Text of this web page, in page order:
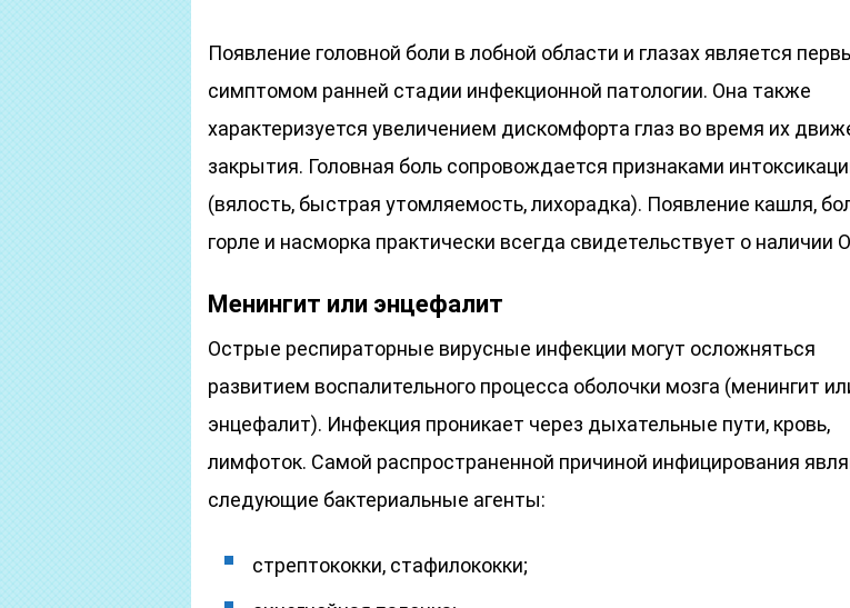
Появление головной боли в лобной области и глазах является
симптомом ранней стадии инфекционной патологии. Она также
характеризуется увеличением дискомфорта глаз во время их
закрытия. Головная боль сопровождается признаками
(вялость, быстрая утомляемость, лихорадка). Появление кашля,
горле и насморка практически всегда свидетельствует о наличии
Менингит или энцефалит
Острые респираторные вирусные инфекции могут осложняться
развитием воспалительного процесса оболочки мозга (менингит
энцефалит). Инфекция проникает через дыхательные пути, кровь,
лимфоток. Самой распространенной причиной инфицирования
следующие бактериальные агенты:
стрептококки, стафилококки;